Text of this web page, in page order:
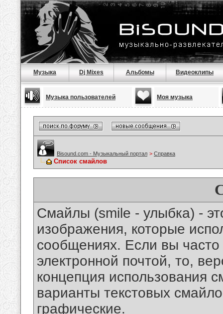
Музыка Dj Mixes Альбомы Видеоклипы
Музыка пользователей Моя музыка
Bisound.com - Музыкальный портал > Справка
Список смайлов
Смайлы (smile - улыбка) -
изображения, которые
сообщениях. Если вы часто
электронной почтой, то,
концепция использования
варианты текстовых
графические.